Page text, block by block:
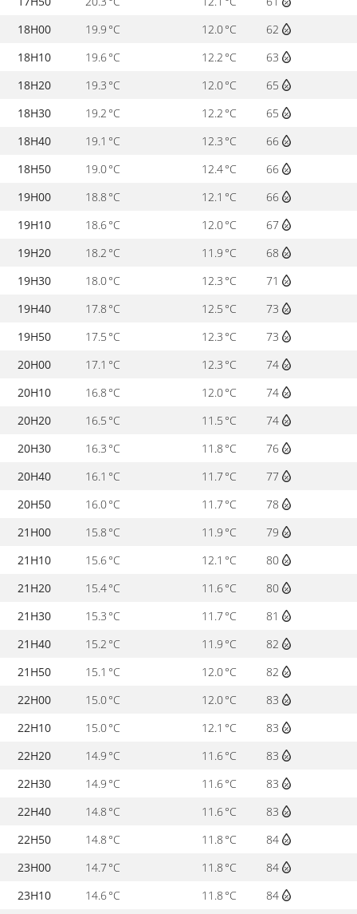
18H00
19.9 °C 12.0 °C 62
18H10
19.6 °C 12.2 °C 63
18H20
19.3 °C 12.0 °C 65
18H30
19.2 °C 12.2 °C 65
18H40
19.1 °C 12.3 °C 66
18H50
19.0 °C 12.4 °C 66
19H00
18.8 °C 12.1 °C 66
19H10
18.6 °C 12.0 °C 67
19H20
18.2 °C 11.9 °C 68
19H30
18.0 °C 12.3 °C 71
19H40
17.8 °C 12.5 °C 73
19H50
17.5 °C 12.3 °C 73
20H00
17.1 °C 12.3 °C 74
20H10
16.8 °C 12.0 °C 74
20H20
16.5 °C 11.5 °C 74
20H30
16.3 °C 11.8 °C 76
20H40
16.1 °C 11.7 °C 77
20H50
16.0 °C 11.7 °C 78
21H00
15.8 °C 11.9 °C 79
21H10
15.6 °C 12.1 °C 80
21H20
15.4 °C 11.6 °C 80
21H30
15.3 °C 11.7 °C 81
21H40
15.2 °C 11.9 °C 82
21H50
15.1 °C 12.0 °C 82
22H00
15.0 °C 12.0 °C 83
22H10
15.0 °C 12.1 °C 83
22H20
14.9 °C 11.6 °C 83
22H30
14.9 °C 11.6 °C 83
22H40
14.8 °C 11.6 °C 83
22H50
14.8 °C 11.8 °C 84
23H00
14.7 °C 11.8 °C 84
23H10
14.6 °C 11.8 °C 84